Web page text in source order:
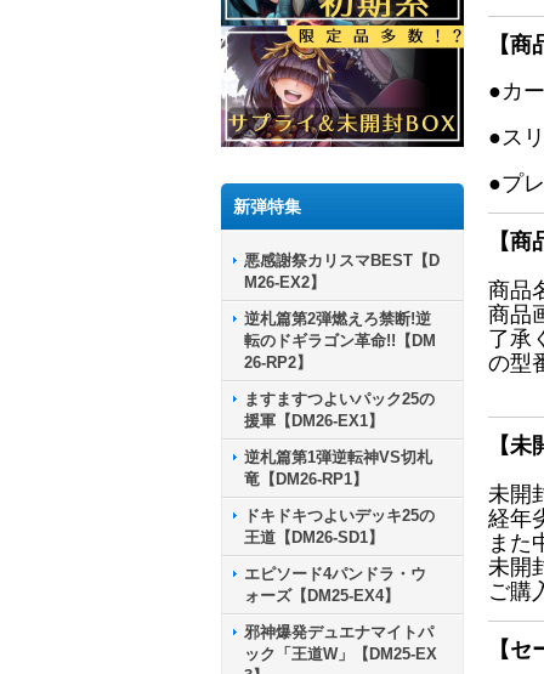
新弾特集
悪感謝祭カリスマBEST【D
M26-EX2】
逆札篇第2弾燃えろ禁断!逆
転のドギラゴン革命!!【DM
26-RP2】
ますますつよいパック25の
援軍【DM26-EX1】
逆札篇第1弾逆転神VS切札
竜【DM26-RP1】
ドキドキつよいデッキ25の
王道【DM26-SD1】
エピソード4パンドラ・ウ
ォーズ【DM25-EX4】
邪神爆発デュエナマイトパ
ック「王道W」【DM25-EX
【
●カ
●ス
●プ
【
商品
商品
了承
の型
【
未開
経年
また
未開
ご購
【